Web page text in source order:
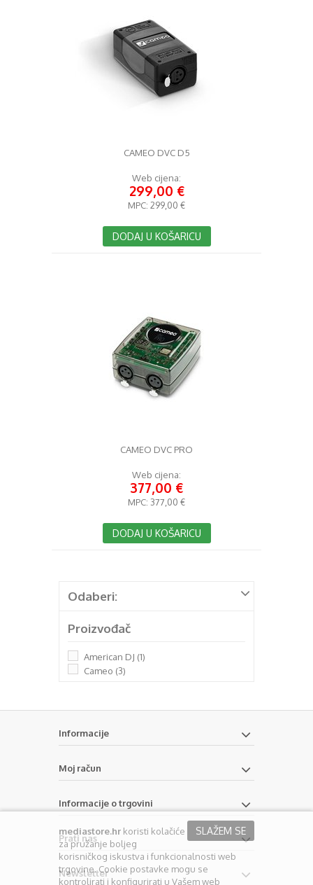
CAMEO DVC D5
Web cijena:
299,00 €
MPC: 299,00 €
DODAJ U KOŠARICU
CAMEO DVC PRO
Web cijena:
377,00 €
MPC: 377,00 €
DODAJ U KOŠARICU
Odaberi:
Proizvođač
American DJ (1)
Cameo (3)
Informacije
Moj račun
Informacije o trgovini
Prati nas
Newsletter
SLAŽEM SE
mediastore.hr koristi kolačiće
za pružanje boljeg
korisničkog iskustva i funkcionalnosti web
trgovine. Cookie postavke mogu se
kontrolirati i konfigurirati u Vašem web